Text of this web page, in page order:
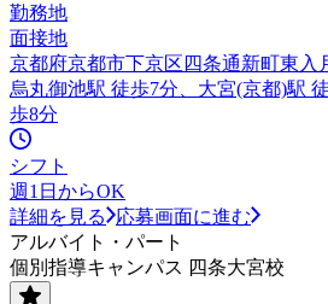
勤務地
面接地
京都府京都市下京区四条通新町東入
烏丸御池駅 徒歩7分、大宮(京都)駅
歩8分
シフト
週1日からOK
詳細を見る
応募画面に進む
アルバイト・パート
個別指導キャンパス 四条大宮校